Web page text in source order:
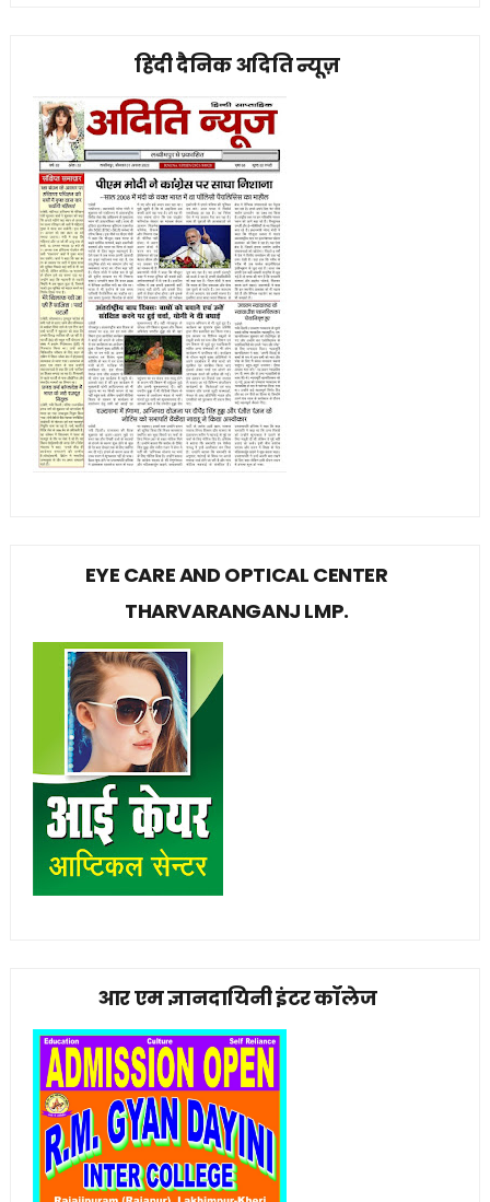
हिंदी दैनिक अदिति न्यूज़
EYE CARE AND OPTICAL CENTER
THARVARANGANJ LMP.
आर एम ज्ञानदायिनी इंटर कॉलेज